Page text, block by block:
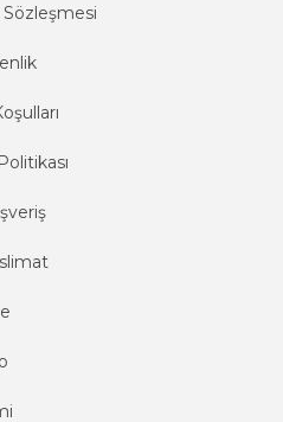
Sözleşmesi